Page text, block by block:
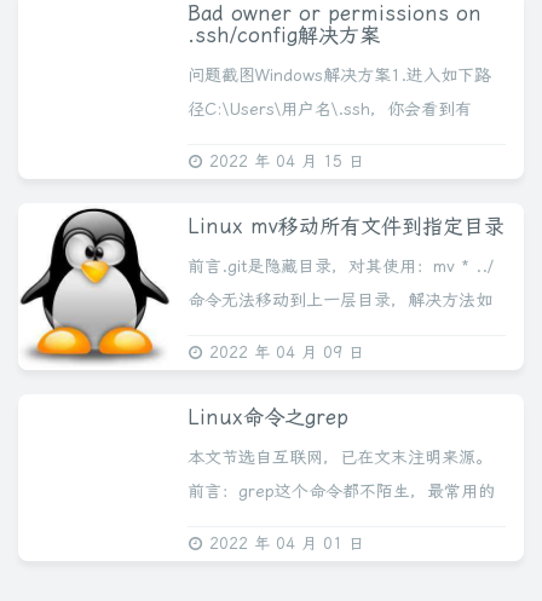
Bad owner or permissions on
.ssh/config解决方案
问题截图Windows解决方案1.进入如下路
径C:\Users\用户名\.ssh，你会看到有
→高级→禁止继承→删除所有继承→确定
2022 年 04 月 15 日
Linux mv移动所有文件到指定目录
前言.git是隐藏目录，对其使用：mv * ../
命令无法移动到上一层目录，解决方法如
下：1、mv命令的最后一个参数是要移动
2022 年 04 月 09 日
Linux命令之grep
本文节选自互联网，已在文末注明来源。
前言：grep这个命令都不陌生，最常用的
docker。Grep称为全局正则表达式检索工
2022 年 04 月 01 日